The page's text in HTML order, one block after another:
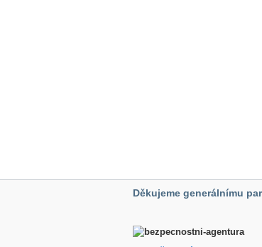
Děkujeme generálnímu